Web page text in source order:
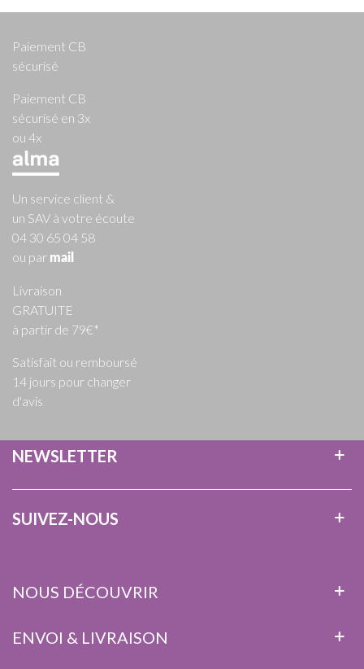
Paiement CB
sécurisé
Paiement CB
sécurisé en 3x
ou 4x
Un service client &
un SAV à votre écoute
04 30 65 04 58
ou par mail
Livraison
GRATUITE
à partir de 79€*
Satisfait ou remboursé
14 jours pour changer
d'avis
NEWSLETTER
SUIVEZ-NOUS
NOUS DÉCOUVRIR
ENVOI & LIVRAISON